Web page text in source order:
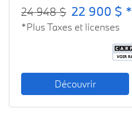
24 948 $ 22 900 $ *
*Plus Taxes et licenses
Découvrir